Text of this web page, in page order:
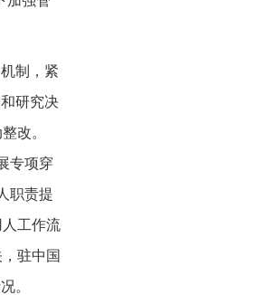
制，紧
研究决
改。
专项穿
职责提
工作流
驻中国
。